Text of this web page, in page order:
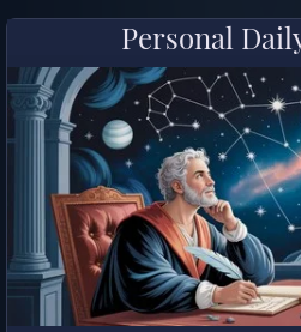
Personal